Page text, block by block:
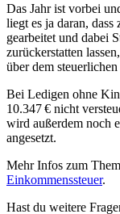
Das Jahr ist vorbei
liegt es ja daran,
gearbeitet und dabei
zurückerstatten
über dem
Bei Ledigen ohne
10.347 € nicht
wird außerdem noch
angesetzt.
Mehr Infos zum
Einkommenssteuer.
Hast du weitere